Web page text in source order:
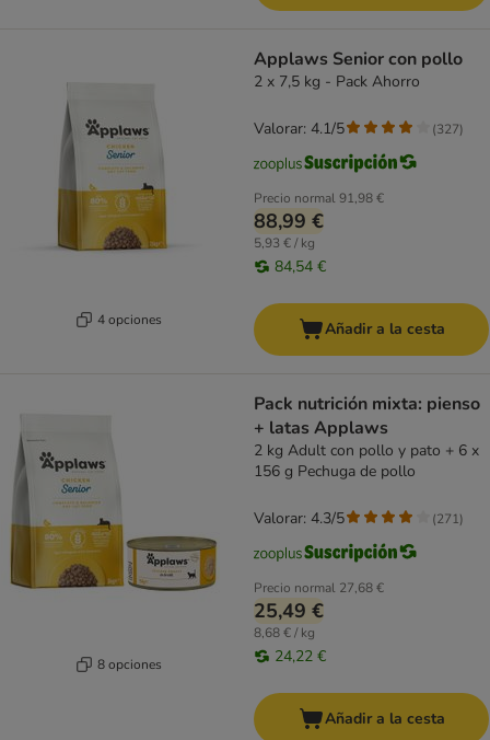
4 opciones
Applaws Senior con pollo
2 x 7,5 kg - Pack Ahorro
Precio normal91,98 €
88,99 €
5,93 € / kg
84,54 €
Valorar: 4.1/5 (327)
Añadir a la cesta
8 opciones
Pack nutrición mixta: pienso
+ latas Applaws
2 kg Adult con pollo y pato + 6 x
156 g Pechuga de pollo
Precio normal 27,68 €
25,49 €
8,68 € / kg
24,22 €
Valorar: 4.3/5 (271)
Añadir a la cesta